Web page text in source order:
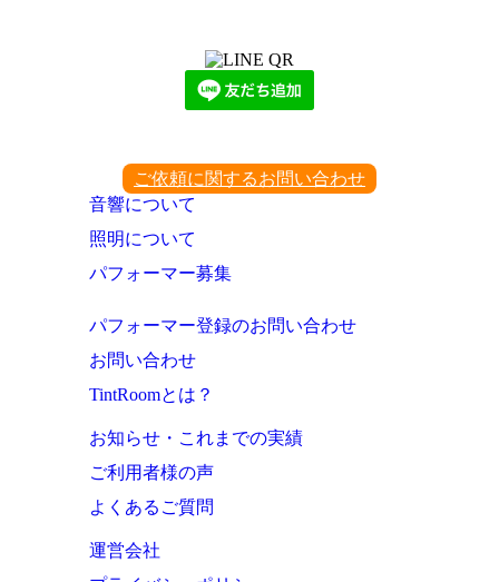
ご依頼に関するお問い合わせ
音響について
照明について
パフォーマー募集
パフォーマー登録のお問い合わせ
お問い合わせ
TintRoomとは？
お知らせ・これまでの実績
ご利用者様の声
よくあるご質問
運営会社